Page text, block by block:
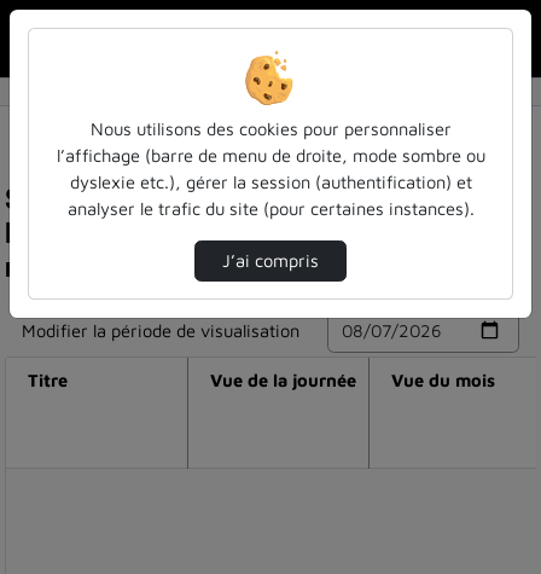
Statistiques de visualisation de la vidéo
Présentations cper plateformes a2f 02 infra+
m. thomas hauet.mp4
Modifier la période de visualisation
Titre Vue de la journée Vue du mois
Nous utilisons des cookies pour personnaliser
l’affichage (barre de menu de droite, mode sombre ou
dyslexie etc.), gérer la session (authentification) et
analyser le trafic du site (pour certaines instances).
J’ai compris